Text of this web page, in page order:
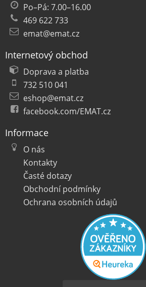
Po–Pá: 7.00–16.00
469 622 733
emat@emat.cz
Internetový obchod
Doprava a platba
732 510 041
eshop@emat.cz
facebook.com/EMAT.cz
Informace
O nás
Kontakty
Časté dotazy
Obchodní podmínky
Ochrana osobních údajů